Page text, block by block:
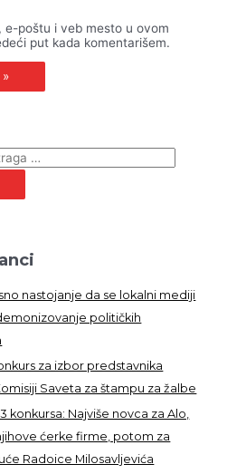
e-poštu i veb mesto u ovom
put kada komentarišem.
nastojanje da se lokalni mediji
političkih
za izbor predstavnika
Saveta za štampu za žalbe
konkursa: Najviše novca za Alo,
ćerke firme, potom za
Radoice Milosavljevića